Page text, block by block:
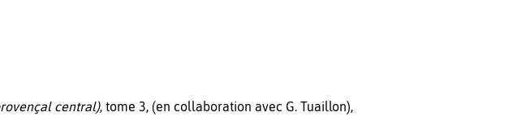
central), tome 3, (en collaboration avec G. Tuaillon),